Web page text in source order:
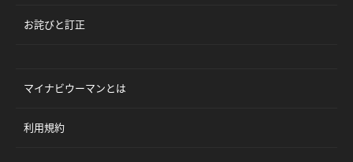
お詫びと訂正
マイナビウーマンとは
利用規約